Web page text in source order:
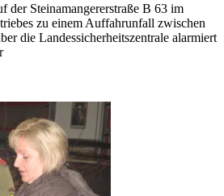
der Steinamangererstraße B 63 im
zu einem Auffahrunfall zwischen
die Landessicherheitszentrale alarmiert